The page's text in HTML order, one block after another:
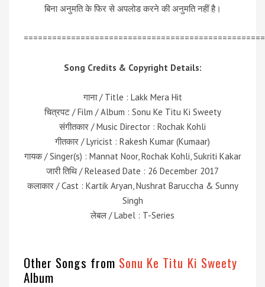
बिना अनुमति के फिर से अपलोड करने की अनुमति नहीं है।
Song Credits & Copyright Details:
गाना / Title : Lakk Mera Hit
चित्रपट / Film / Album : Sonu Ke Titu Ki Sweety
संगीतकार / Music Director : Rochak Kohli
गीतकार / Lyricist : Rakesh Kumar (Kumaar)
गायक / Singer(s) : Mannat Noor, Rochak Kohli, Sukriti Kakar
जारी तिथि / Released Date : 26 December 2017
कलाकार / Cast : Kartik Aryan, Nushrat Baruccha & Sunny
Singh
लेबल / Label : T-Series
Other Songs from Sonu Ke Titu Ki Sweety
Album